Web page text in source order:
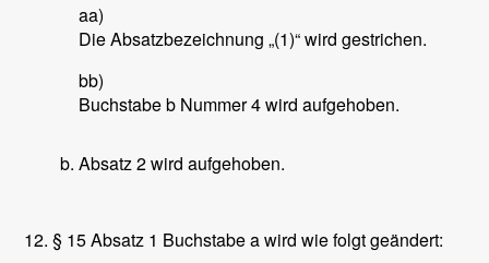
aa)
Die Absatzbezeichnung „(1)“ wird gestrichen.
bb)
Buchstabe b Nummer 4 wird aufgehoben.
Absatz 2 wird aufgehoben.
§ 15 Absatz 1 Buchstabe a wird wie folgt geändert: